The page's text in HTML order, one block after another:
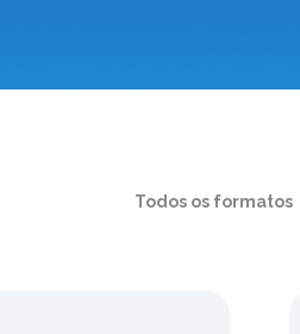
Todos os formatos